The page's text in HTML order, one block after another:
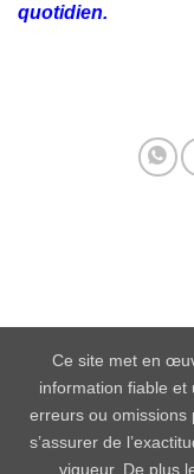
quotidien.
Ce site met en
information fiable et
erreurs ou omissions
s’assurer de
vigueur. De plus